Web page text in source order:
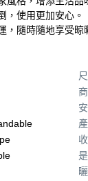
，使用更加安心。
，隨時隨地享受晾